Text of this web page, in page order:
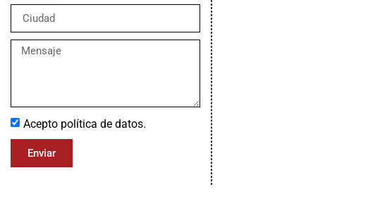
Acepto política de datos.
Enviar